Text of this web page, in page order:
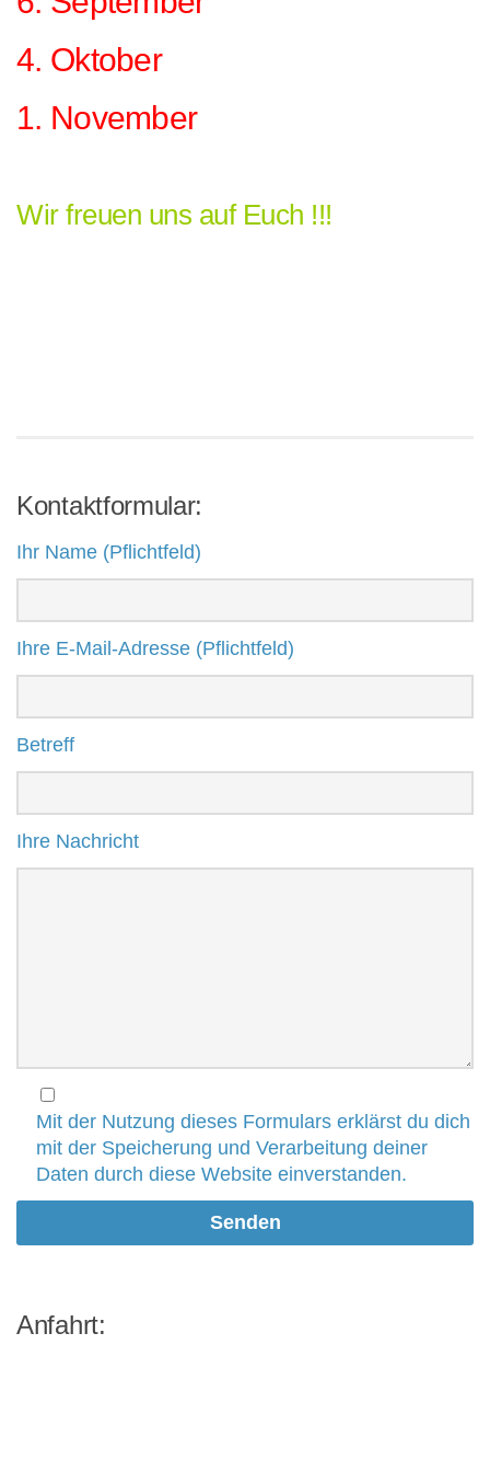
4. Oktober
1. November
Wir freuen uns auf Euch !!!
Kontaktformular:
Ihr Name (Pflichtfeld)
Ihre E-Mail-Adresse (Pflichtfeld)
Betreff
Ihre Nachricht
Mit der Nutzung dieses Formulars erklärst du dich
mit der Speicherung und Verarbeitung deiner
Daten durch diese Website einverstanden.
Anfahrt: